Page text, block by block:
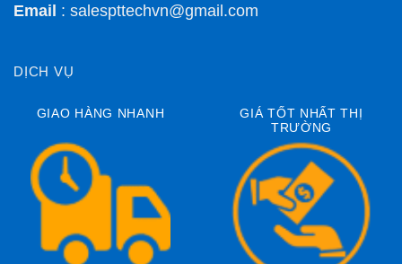
Email : salespttechvn@gmail.com
DỊCH VỤ
GIAO HÀNG NHANH
GIÁ TỐT NHẤT THỊ
TRƯỜNG